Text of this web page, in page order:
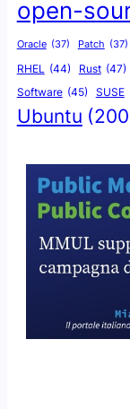
open-
Oracle (37) Patch (37)
RHEL (44) Rust (47)
Software (45) SUSE
Ubuntu